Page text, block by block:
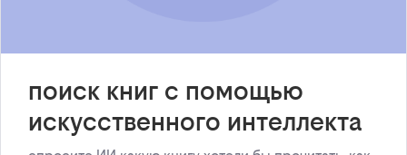
поиск книг с помощью
искусственного интеллекта